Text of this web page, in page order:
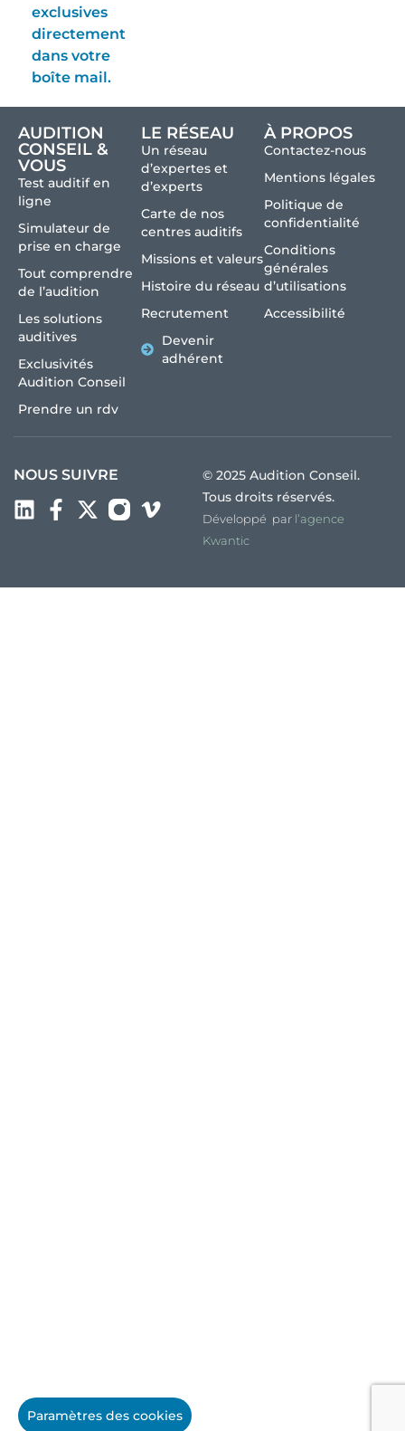
Paramètres des cookies
exclusives
directement
dans votre
boîte mail.
AUDITION
CONSEIL &
VOUS
Test auditif en
ligne
Simulateur de
prise en charge
Tout comprendre
de l’audition
Les solutions
auditives
Exclusivités
Audition Conseil
Prendre un rdv
LE RÉSEAU
Un réseau
d’expertes et
d’experts
Carte de nos
centres auditifs
Missions et valeurs
Histoire du réseau
Recrutement
Devenir
adhérent
À PROPOS
Contactez-nous
Mentions légales
Politique de
confidentialité
Conditions
générales
d’utilisations
Accessibilité
NOUS SUIVRE
© 2025 Audition Conseil.
Tous droits réservés.
Développé par l’agence
Kwantic